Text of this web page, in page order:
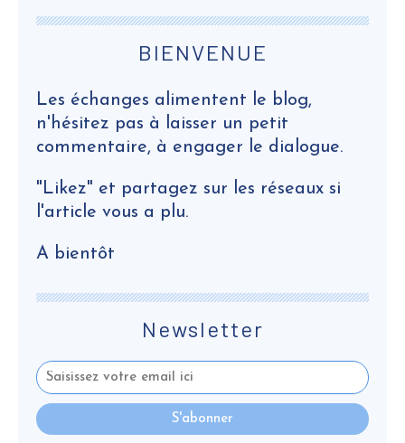
Newsletter
BIENVENUE
Les échanges alimentent le blog,
n'hésitez pas à laisser un petit
commentaire, à engager le dialogue.
"Likez" et partagez sur les réseaux si
l'article vous a plu.
A bientôt